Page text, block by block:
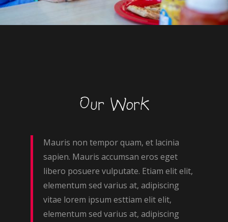
Our Work
Mauris non tempor quam, et lacinia
sapien. Mauris accumsan eros eget
libero posuere vulputate. Etiam elit elit,
elementum sed varius at, adipiscing
vitae lorem ipsum esttiam elit elit,
elementum sed varius at, adipiscing